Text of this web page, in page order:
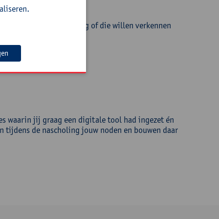
digitale leeromgeving of die willen verkennen
waarin jij graag een digitale tool had ingezet én
tijdens de nascholing jouw noden en bouwen daar